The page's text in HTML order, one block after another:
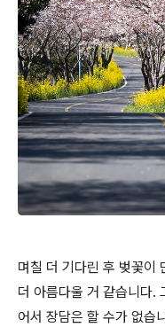
며칠 더 기다린 후 벚꽃이
더 아름다울 거 같습니다.
어서 장담은 할 수가 없습